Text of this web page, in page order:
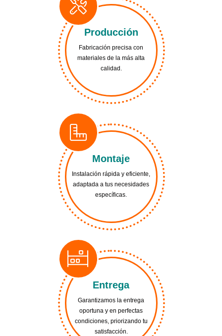
Producción
Fabricación precisa con
materiales de la más alta
calidad.
Montaje
Instalación rápida y eficiente,
adaptada a tus necesidades
específicas.
Entrega
Garantizamos la entrega
oportuna y en perfectas
condiciones, priorizando tu
satisfacción.